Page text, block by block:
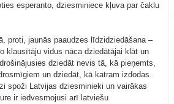
esperanto, dziesminiece kļuva par čaklu
proti, jaunās paaudzes līdzidziedāšana –
klausītāju vidus nāca dziedātājai klāt un
dziedāt nevis tā, kā pieņemts,
un dziedāt, kā katram izdodas.
spoži Latvijas dziesminieki un vairākas
ir iedvesmojusi arī latviešu